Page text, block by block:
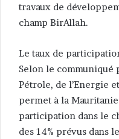
travaux de
champ BirAllah.
Le taux de
Selon le
Pétrole, de l’Energie
permet à la
participation dans le
des 14% prévus dans